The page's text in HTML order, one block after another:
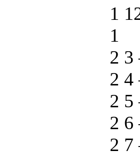
1
1
2 3
2 4
2 5
2 6
2 7